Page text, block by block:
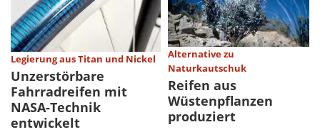
Legierung aus Titan und Nickel
Unzerstörbare
Fahrradreifen mit
NASA-Technik
entwickelt
Alternative zu
Naturkautschuk
Reifen aus
Wüstenpflanzen
produziert